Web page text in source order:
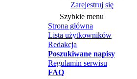
Zarejestruj się
Szybkie menu
Strona główna
Lista użytkowników
Redakcja
Poszukiwane napisy
Regulamin serwisu
FAQ